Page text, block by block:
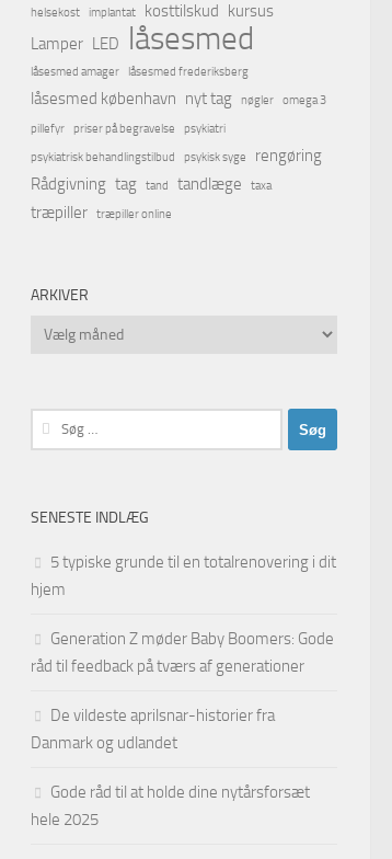
helsekost
implantat kosttilskud kursus
Lamper LED låsesmed
låsesmed amager låsesmed frederiksberg
låsesmed københavn nyt tag nøgler
omega 3
pillefyr
priser på begravelse
psykiatri
psykiatrisk behandlingstilbud
psykisk syge
rengøring
Rådgivning tag tand tandlæge taxa
træpiller træpiller online
ARKIVER
Arkiver
Søg
efter:
SENESTE INDLÆG
5 typiske grunde til en totalrenovering i dit
hjem
Generation Z møder Baby Boomers: Gode
råd til feedback på tværs af generationer
De vildeste aprilsnar-historier fra
Danmark og udlandet
Gode råd til at holde dine nytårsforsæt
hele 2025